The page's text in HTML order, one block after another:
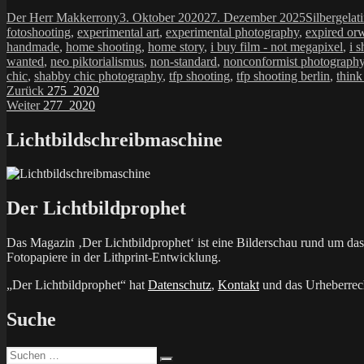
Autor
Der Herr MakkerronyVeröffentlicht
am
3. Oktober 202027. Dezember 2025Kategorien
fotoshooting, experimental art, experimental photography, expired
handmade, home shooting, home story, i buy film - not megapixel, i
wanted, neo piktorialismus, non-standard, nonconformist photography
chic, shabby chic photography, tfp shooting, tfp shooting berlin, think
Beitragsnavigation
Zurück Vorheriger
Beitrag:
275_2020
Weiter Nächster
277_2020
Lichtbildschreibmaschine
Der Lichtbildprophet
Das Magazin ‚Der Lichtbildprophet‘ ist eine Bilderschau rund um
Fotopapiere in der Lithprint-Entwicklung.
„Der Lichtbildprophet“ hat Datenschutz, Kontakt und das
Suche
Suchen